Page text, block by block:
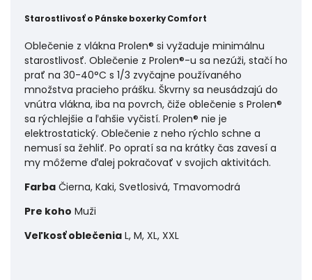
Starostlivosť o Pánske boxerky Comfort
Oblečenie z vlákna Prolen® si vyžaduje minimálnu
starostlivosť. Oblečenie z Prolen®-u sa nezúži, stačí ho
prať na 30-40°C s 1/3 zvyčajne používaného
množstva pracieho prášku. Škvrny sa neusádzajú do
vnútra vlákna, iba na povrch, čiže oblečenie s Prolen®
sa rýchlejšie a ľahšie vyčistí. Prolen® nie je
elektrostatický. Oblečenie z neho rýchlo schne a
nemusí sa žehliť. Po opratí sa na krátky čas zavesí a
my môžeme ďalej pokračovať v svojich aktivitách.
Farba Čierna, Kaki, Svetlosivá, Tmavomodrá
Pre koho Muži
Veľkosť oblečenia L, M, XL, XXL